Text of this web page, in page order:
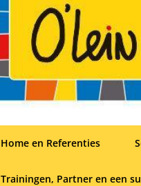
Home en Referenties
Trainingen, Partner en een